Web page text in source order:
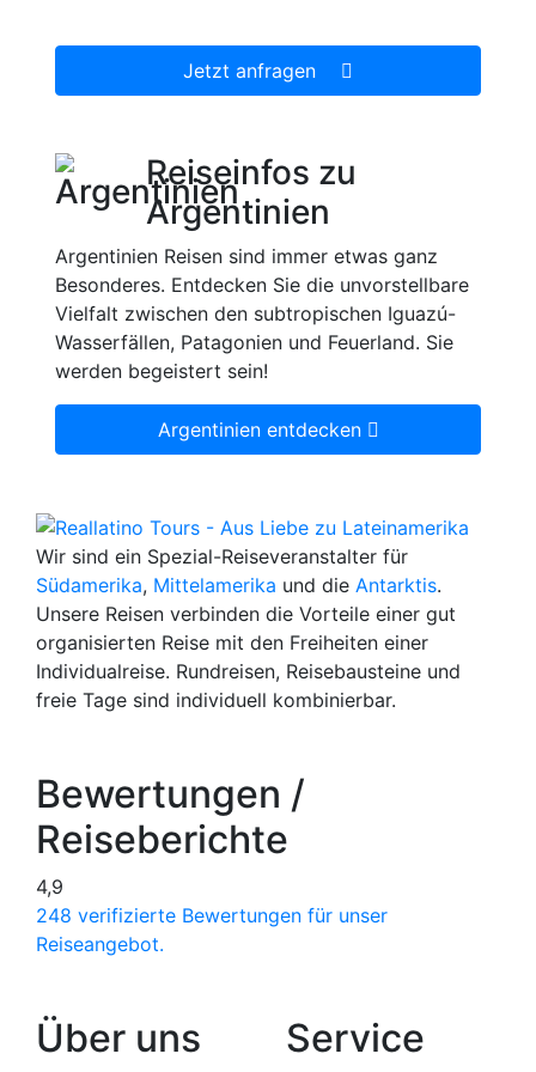
Jetzt anfragen
Reiseinfos zu
Argentinien
Argentinien Reisen sind immer etwas ganz
Besonderes. Entdecken Sie die unvorstellbare
Vielfalt zwischen den subtropischen Iguazú-
Wasserfällen, Patagonien und Feuerland. Sie
werden begeistert sein!
Argentinien entdecken
Wir sind ein Spezial-Reiseveranstalter für
Südamerika, Mittelamerika und die Antarktis.
Unsere Reisen verbinden die Vorteile einer gut
organisierten Reise mit den Freiheiten einer
Individualreise. Rundreisen, Reisebausteine und
freie Tage sind individuell kombinierbar.
Bewertungen /
Reiseberichte
4,9
248 verifizierte Bewertungen für unser
Reiseangebot.
Über uns Service